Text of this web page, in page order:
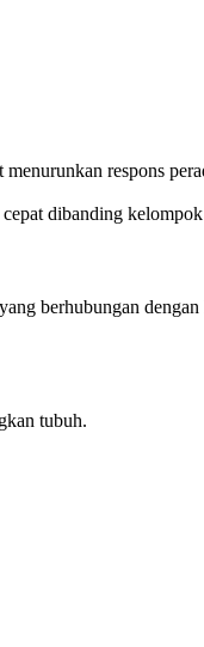
respons
dibanding
berhubungan
tubuh.